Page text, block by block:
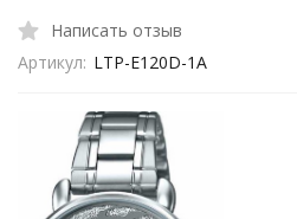
Написать отзыв
Артикул: LTP-E120D-1A